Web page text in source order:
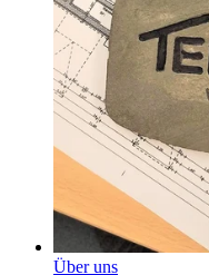
Über uns